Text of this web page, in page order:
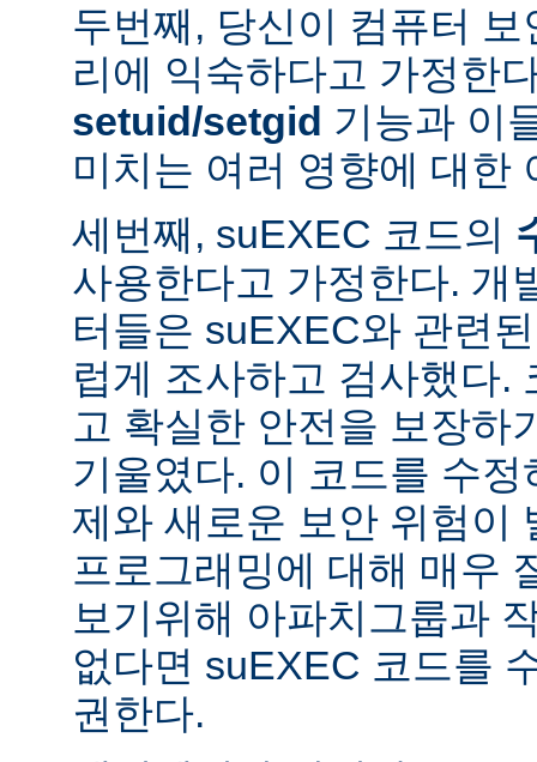
두번째, 당신이 컴퓨터
리에 익숙하다고 가정한
setuid/setgid 기능과 이
미치는 여러 영향에 대한
세번째, suEXEC 코드의
사용한다고 가정한다. 개
터들은 suEXEC와 관련
럽게 조사하고 검사했다.
고 확실한 안전을 보장하
기울였다. 이 코드를 수
제와 새로운 보안 위험이
프로그래밍에 대해 매우
보기위해 아파치그룹과
없다면 suEXEC 코드를
권한다.